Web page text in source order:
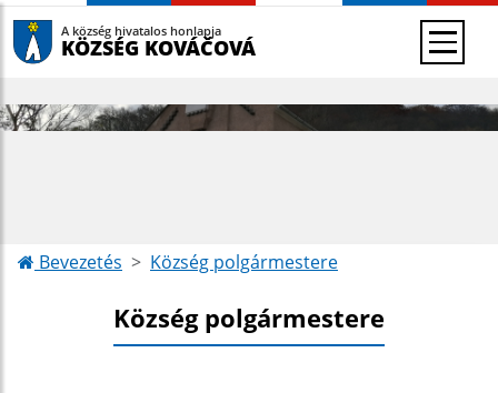
A község hivatalos honlapja
KÖZSÉG KOVÁČOVÁ
Bevezetés Község polgármestere
Község polgármestere